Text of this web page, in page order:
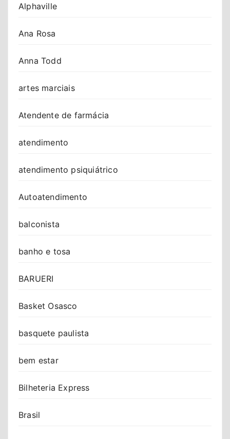
Alphaville
Ana Rosa
Anna Todd
artes marciais
Atendente de farmácia
atendimento
atendimento psiquiátrico
Autoatendimento
balconista
banho e tosa
BARUERI
Basket Osasco
basquete paulista
bem estar
Bilheteria Express
Brasil